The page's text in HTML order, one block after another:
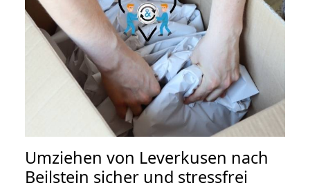
Umziehen von Leverkusen nach
Beilstein sicher und stressfrei